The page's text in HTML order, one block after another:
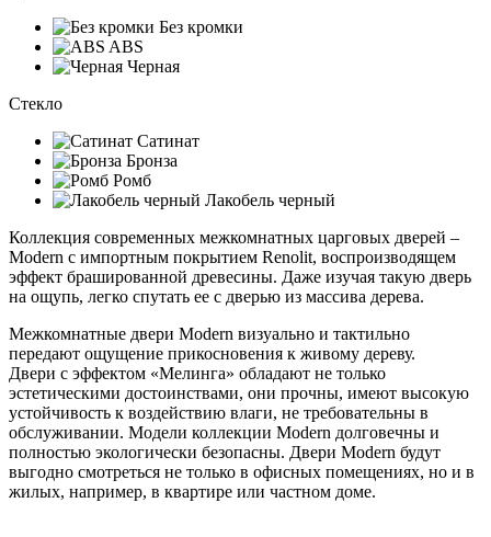
Без кромки
ABS
Черная
Стекло
Сатинат
Бронза
Ромб
Лакобель черный
Коллекция современных межкомнатных царговых дверей –
Modern с импортным покрытием Renolit, воспроизводящем
эффект брашированной древесины. Даже изучая такую дверь
на ощупь, легко спутать ее с дверью из массива дерева.
Межкомнатные двери Modern визуально и тактильно
передают ощущение прикосновения к живому дереву.
Двери с эффектом «Мелинга» обладают не только
эстетическими достоинствами, они прочны, имеют высокую
устойчивость к воздействию влаги, не требовательны в
обслуживании. Модели коллекции Modern долговечны и
полностью экологически безопасны. Двери Modern будут
выгодно смотреться не только в офисных помещениях, но и в
жилых, например, в квартире или частном доме.